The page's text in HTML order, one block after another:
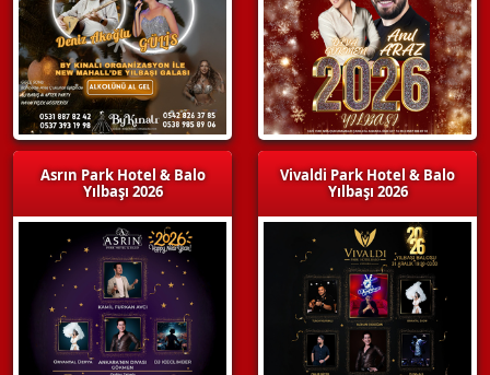
Asrın Park Hotel & Balo
Yılbaşı 2026
Vivaldi Park Hotel & Balo
Yılbaşı 2026